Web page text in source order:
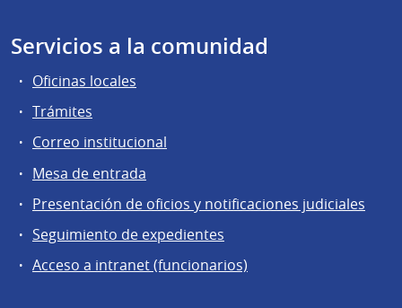
Servicios a la comunidad
Oficinas locales
Trámites
Correo institucional
Mesa de entrada
Presentación de oficios y notificaciones judiciales
Seguimiento de expedientes
Acceso a intranet (funcionarios)